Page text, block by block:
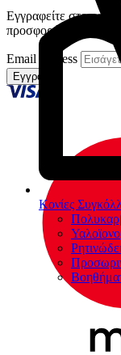
Κονίες
Εγγραφείτε στο
προσφορές μας
Email address
Εγγραφή